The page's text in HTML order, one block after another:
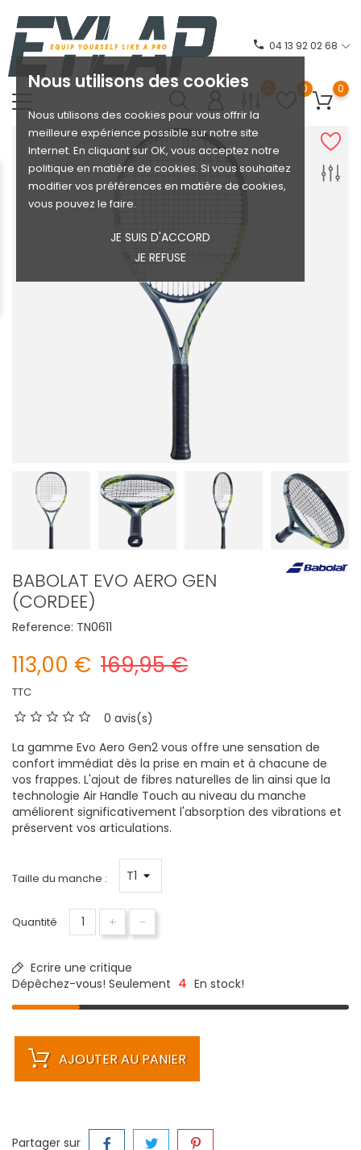
Nous utilisons des cookies
Nous utilisons des cookies pour vous offrir la
meilleure expérience possible sur notre site
Internet. En cliquant sur OK, vous acceptez notre
politique en matière de cookies. Si vous souhaitez
modifier vos préférences en matière de cookies,
vous pouvez le faire.
JE SUIS D'ACCORD
JE REFUSE
phone 04 13 92 02 68
0 0 0
BABOLAT EVO AERO GEN
(CORDEE)
Reference: TN0611
113,00 € 169,95 €
TTC
0 avis(s)
La gamme Evo Aero Gen2 vous offre une sensation de
confort immédiat dès la prise en main et à chacune de
vos frappes. L'ajout de fibres naturelles de lin ainsi que la
technologie Air Handle Touch au niveau du manche
améliorent significativement l'absorption des vibrations et
préservent vos articulations.
Taille du manche :
Quantité + -
Ecrire une critique
Dépêchez-vous! Seulement 4 En stock!
AJOUTER AU PANIER
Partager sur